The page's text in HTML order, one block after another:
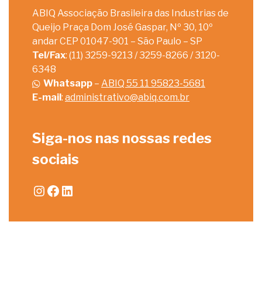
ABIQ Associação Brasileira das Industrias de
Queijo Praça Dom José Gaspar, Nº 30, 10º
andar CEP 01047-901 – São Paulo – SP
Tel/Fax: (11) 3259-9213 / 3259-8266 / 3120-
6348
Whatsapp – ABIQ 55 11 95823-5681
E-mail: administrativo@abiq.com.br
Siga-nos nas nossas redes
sociais
Instagram
Facebook
LinkedIn